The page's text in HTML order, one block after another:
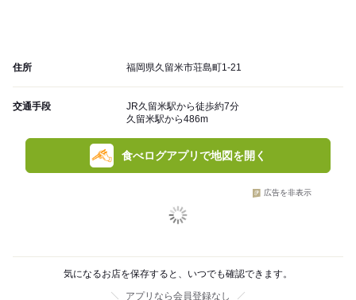
住所 福岡県久留米市荘島町1-21
交通手段
JR久留米駅から徒歩約7分
久留米駅から486m
食べログアプリで地図を開く
広告を非表示
気になるお店を保存すると、いつでも確認できます。
アプリなら会員登録なし